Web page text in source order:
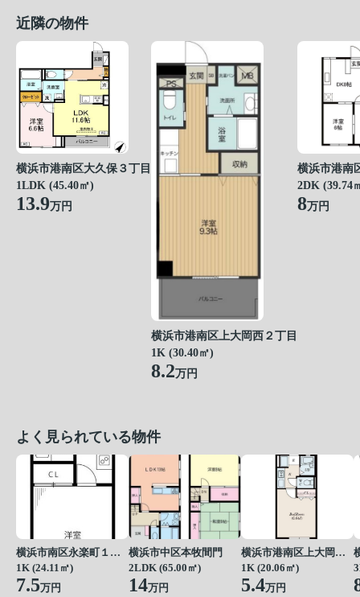
近隣の物件
横浜市港南区大久保３丁目
1LDK (45.40㎡)
13.9万円
横浜市港南区上大岡西２丁目
1K (30.40㎡)
8.2万円
横浜市港南
2DK (39.74
8万円
よく見られている物件
横浜市南区永楽町１丁目
1K (24.11㎡)
7.5万円
横浜市中区本牧間門
2LDK (65.00㎡)
14万円
横浜市港南区上大岡東１丁目
1K (20.06㎡)
5.4万円